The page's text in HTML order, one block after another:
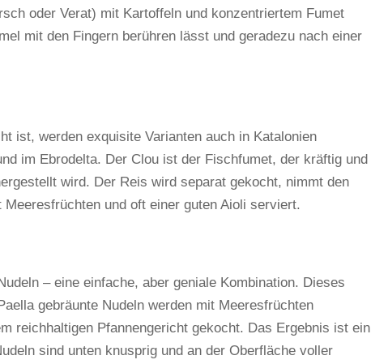
oder Verat) mit Kartoffeln und konzentriertem Fumet
mit den Fingern berühren lässt und geradezu nach einer
ist, werden exquisite Varianten auch in Katalonien
im Ebrodelta. Der Clou ist der Fischfumet, der kräftig und
wird. Der Reis wird separat gekocht, nimmt den
und oft einer guten Aioli serviert.
– eine einfache, aber geniale Kombination. Dieses
gebräunte Nudeln werden mit Meeresfrüchten
reichhaltigen Pfannengericht gekocht. Das Ergebnis ist ein
sind unten knusprig und an der Oberfläche voller